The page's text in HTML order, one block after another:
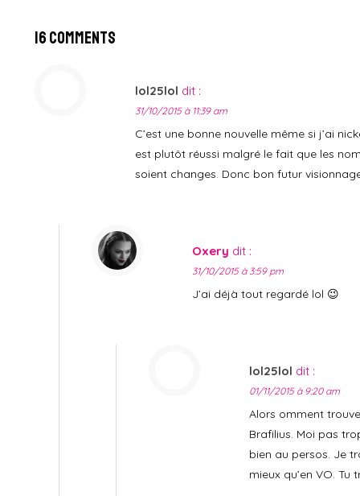
16 Comments
lol25lol dit :
31/10/2015 à 11:39 am
C’est une bonne nouvelle même si j’ai
est plutôt réussi malgré le fait que les
soient changes. Donc bon futur
Oxery dit :
31/10/2015 à 3:59 pm
J’ai déjà tout regardé lol 😉
lol25lol dit :
01/11/2015 à 9:20 am
Alors omment
Brafilius. Moi pas
bien au persos. Je
mieux qu’en VO. Tu